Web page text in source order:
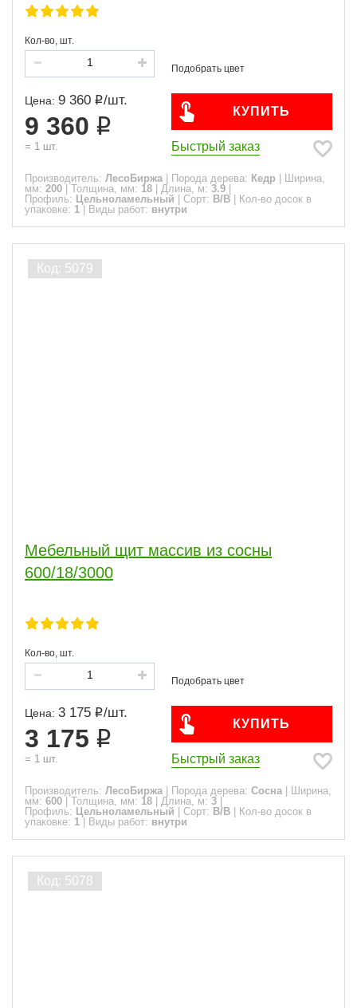
Кол-во, шт.
Цена: 9 360 /шт.
9 360
= 1 шт.
КУПИТЬ
Быстрый заказ
Производитель: ЛесоБиржа Порода дерева: Кедр
Ширина,
мм: 200 Толщина, мм: 18 Длина, м: 3.9
Профиль: Цельноламельный Сорт: B/B
Кол-во досок в
упаковке: 1 Виды работ: внутри
Мебельный щит массив из сосны
600/18/3000
Кол-во, шт.
Цена: 3 175 /шт.
3 175
= 1 шт.
КУПИТЬ
Быстрый заказ
Производитель: ЛесоБиржа Порода дерева: Сосна
Ширина,
мм: 600 Толщина, мм: 18 Длина, м: 3
Профиль: Цельноламельный Сорт: B/B
Кол-во досок в
упаковке: 1 Виды работ: внутри